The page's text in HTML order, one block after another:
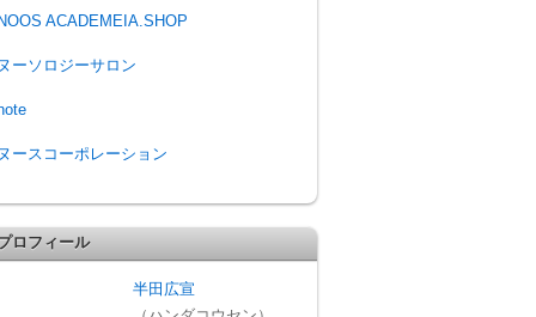
ACADEMEIA.SHOP
ーソロジーサロン
ースコーポレーション
ロフィール
半田広宣